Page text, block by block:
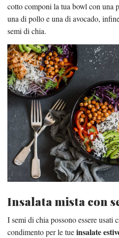
cotto componi la tua bowl con una
una di pollo e una di avocado,
semi di chia.
Insalata mista con
I semi di chia possono essere usati
condimento per le tueinsalate